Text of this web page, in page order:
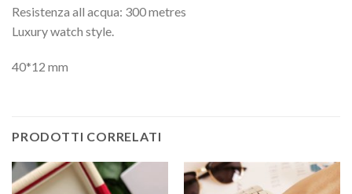
Resistenza all acqua: 300 metres
Luxury watch style.
40*12 mm
PRODOTTI CORRELATI